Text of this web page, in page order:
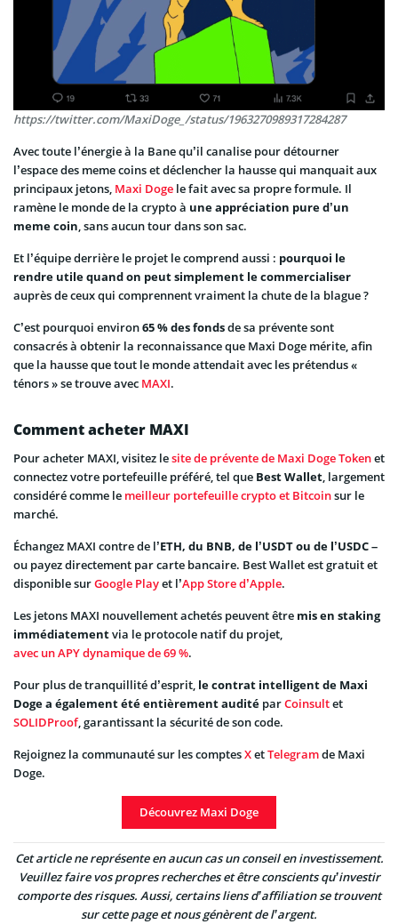
https://twitter.com/MaxiDoge_/status/1963270989317284287
Avec toute l’énergie à la Bane qu’il canalise pour détourner
l’espace des meme coins et déclencher la hausse qui manquait aux
principaux jetons, Maxi Doge le fait avec sa propre formule. Il
ramène le monde de la crypto à une appréciation pure d’un
meme coin , sans aucun tour dans son sac.
Et l’équipe derrière le projet le comprend aussi : pourquoi le
rendre utile quand on peut simplement le commercialiser
auprès de ceux qui comprennent vraiment la chute de la blague ?
C’est pourquoi environ65 % des fondsde sa prévente sont
consacrés à obtenir la reconnaissance que Maxi Doge mérite, afin
que la hausse que tout le monde attendait avec les prétendus «
ténors » se trouve avec MAXI.
Comment acheter MAXI
Pour acheter MAXI, visitez lesite de prévente de Maxi Doge Tokenet
connectez votre portefeuille préféré, tel que Best Wallet , largement
considéré comme le meilleur portefeuille crypto et Bitcoinsur le
marché.
Échangez MAXI contre de l’ETH, du BNB, de l’USDT ou de l’USDC–
ou payez directement par carte bancaire. Best Wallet est gratuit et
disponible surGoogle Playet l’App Store d’Apple.
Les jetons MAXI nouvellement achetés peuvent être mis en staking
immédiatementvia le protocole natif du projet,
avec un APY dynamique de 69 %.
Pour plus de tranquillité d’esprit, le contrat intelligent de Maxi
Doge a également été entièrement audité parCoinsultet
SOLIDProof, garantissant la sécurité de son code.
Rejoignez la communauté sur les comptesXetTelegramde Maxi
Doge.
Découvrez Maxi Doge
Cet article ne représente en aucun cas un conseil en investissement.
Veuillez faire vos propres recherches et être conscients qu’investir
comporte des risques. Aussi, certains liens d’affiliation se trouvent
sur cette page et nous génèrent de l’argent.